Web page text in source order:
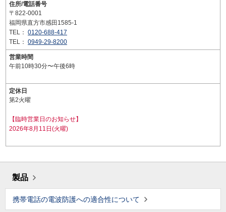
住所/電話番号
〒822-0001
福岡県直方市感田1585-1
TEL： 0120-688-417
TEL： 0949-29-8200
営業時間
午前10時30分〜午後6時
定休日
第2火曜
【臨時営業日のお知らせ】
2026年8月11日(火曜)
製品
携帯電話の電波防護への適合性について